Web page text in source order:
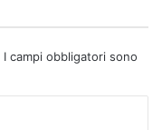
I campi obbligatori sono